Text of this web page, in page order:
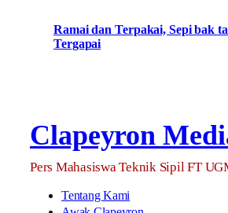
Ramai dan Terpakai, Sepi bak
Tergapai
Clapeyron
Pers Mahasiswa Teknik Sipil FT
Tentang Kami